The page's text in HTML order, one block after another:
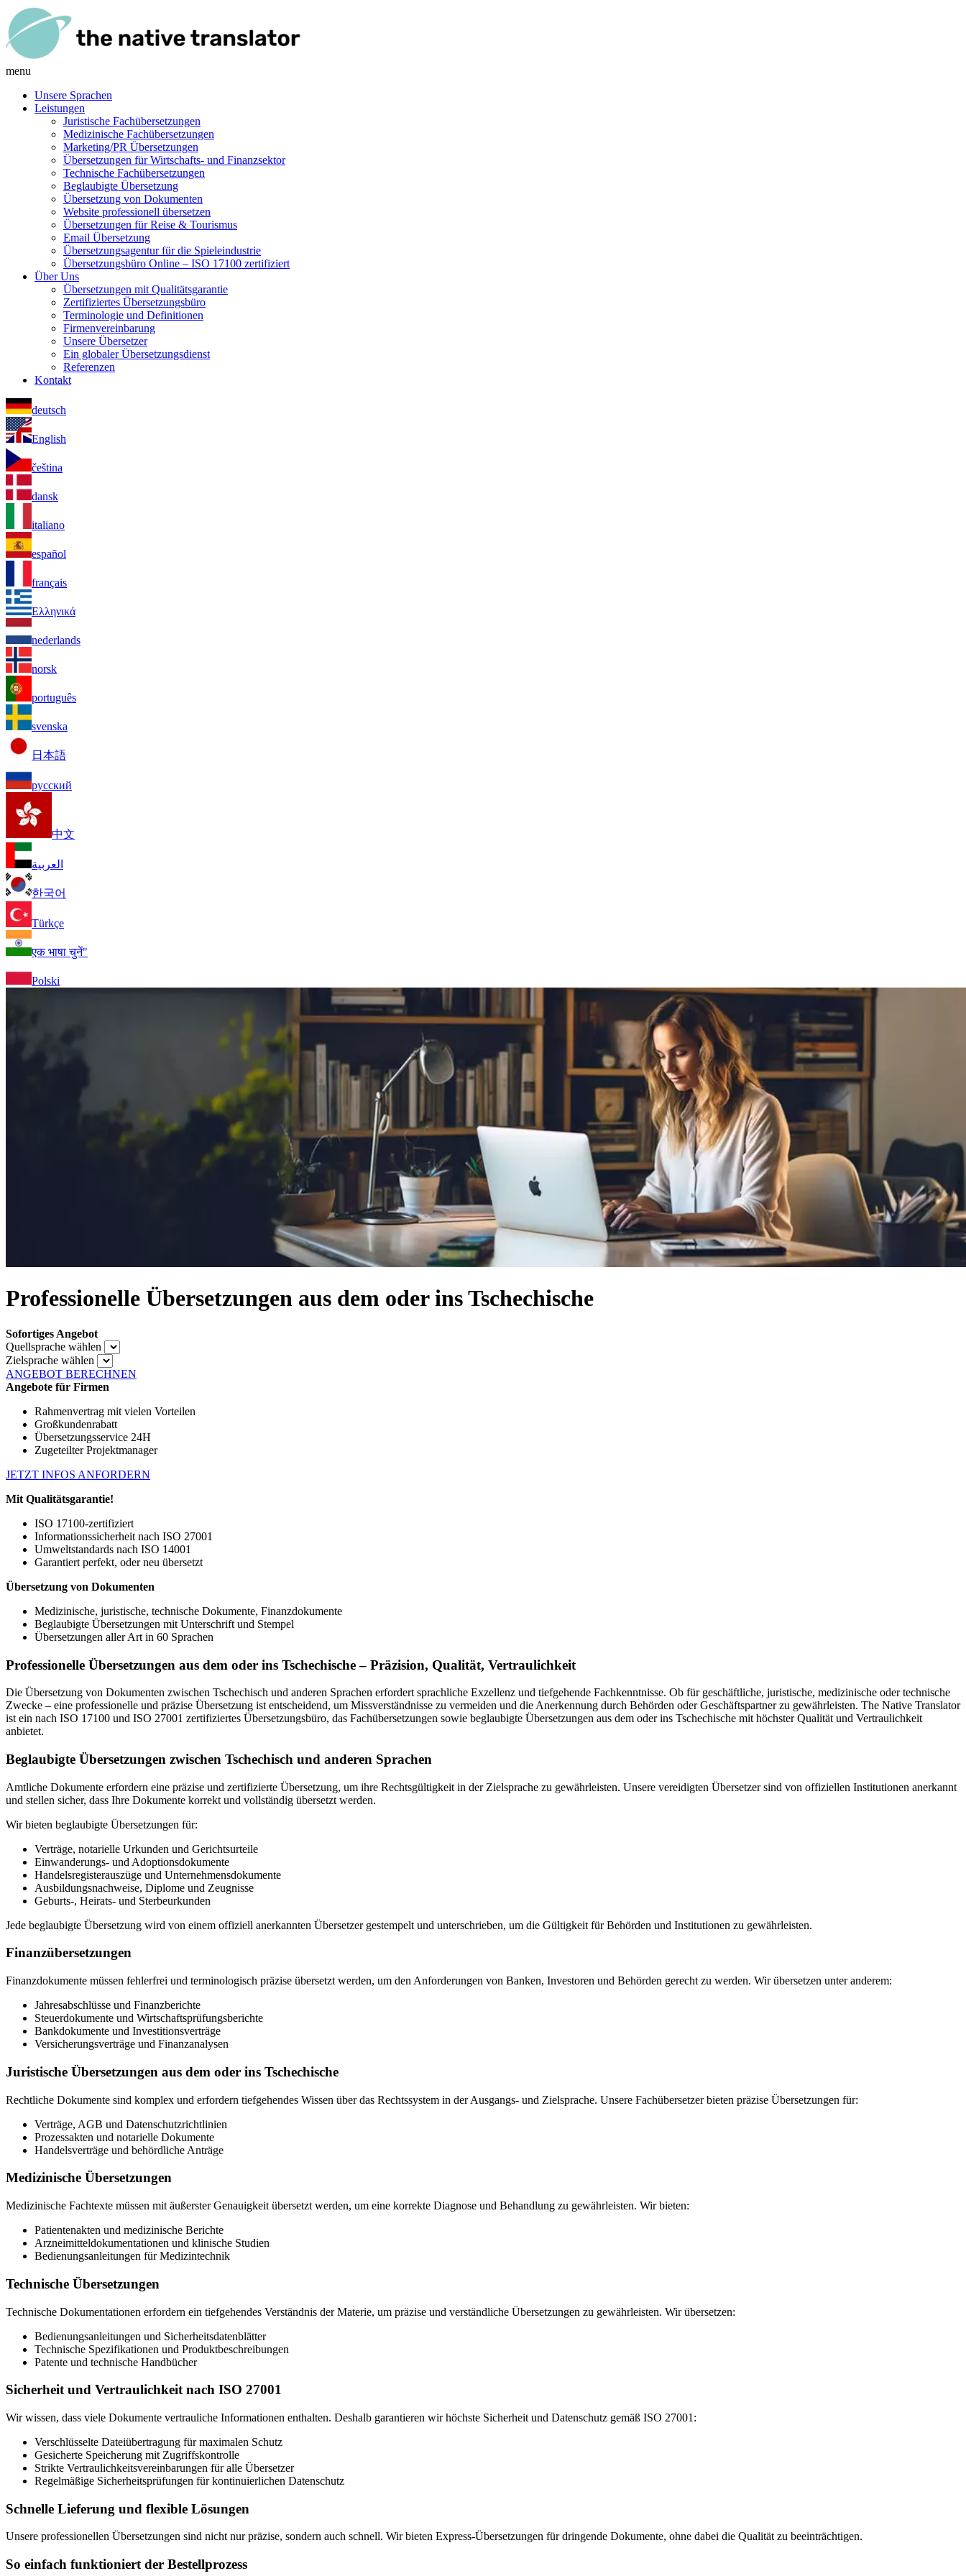
menu
Unsere Sprachen
Leistungen
Juristische Fachübersetzungen
Medizinische Fachübersetzungen
Marketing/PR Übersetzungen
Übersetzungen für Wirtschafts- und Finanzsektor
Technische Fachübersetzungen
Beglaubigte Übersetzung
Übersetzung von Dokumenten
Website professionell übersetzen
Übersetzungen für Reise & Tourismus
Email Übersetzung
Übersetzungsagentur für die Spieleindustrie
Übersetzungsbüro Online – ISO 17100 zertifiziert
Über Uns
Übersetzungen mit Qualitätsgarantie
Zertifiziertes Übersetzungsbüro
Terminologie und Definitionen
Firmenvereinbarung
Unsere Übersetzer
Ein globaler Übersetzungsdienst
Referenzen
Kontakt
deutsch
English
čeština
dansk
italiano
español
français
Ελληνικά
nederlands
norsk
português
svenska
日本語
русский
中文
العربية
한국어
Türkçe
एक भाषा चुनें"
Polski
Professionelle Übersetzungen aus dem oder ins Tschechische
Sofortiges Angebot
Quellsprache wählen
Zielsprache wählen
ANGEBOT BERECHNEN
Angebote für Firmen
Rahmenvertrag mit vielen Vorteilen
Großkundenrabatt
Übersetzungsservice 24H
Zugeteilter Projektmanager
JETZT INFOS ANFORDERN
Mit Qualitätsgarantie!
ISO 17100-zertifiziert
Informationssicherheit nach ISO 27001
Umweltstandards nach ISO 14001
Garantiert perfekt, oder neu übersetzt
Übersetzung von Dokumenten
Medizinische, juristische, technische Dokumente, Finanzdokumente
Beglaubigte Übersetzungen mit Unterschrift und Stempel
Übersetzungen aller Art in 60 Sprachen
Professionelle Übersetzungen aus dem oder ins Tschechische – Präzision, Qualität, Vertraulichkeit
Die Übersetzung von Dokumenten zwischen Tschechisch und anderen Sprachen erfordert sprachliche Exzellenz und tiefgehende Fachkenntnisse. Ob für geschäftliche, juristische, medizinische oder technische
Zwecke – eine professionelle und präzise Übersetzung ist entscheidend, um Missverständnisse zu vermeiden und die Anerkennung durch Behörden oder Geschäftspartner zu gewährleisten. The Native Translator
ist ein nach ISO 17100 und ISO 27001 zertifiziertes Übersetzungsbüro, das Fachübersetzungen sowie beglaubigte Übersetzungen aus dem oder ins Tschechische mit höchster Qualität und Vertraulichkeit
anbietet.
Beglaubigte Übersetzungen zwischen Tschechisch und anderen Sprachen
Amtliche Dokumente erfordern eine präzise und zertifizierte Übersetzung, um ihre Rechtsgültigkeit in der Zielsprache zu gewährleisten. Unsere vereidigten Übersetzer sind von offiziellen Institutionen anerkannt
und stellen sicher, dass Ihre Dokumente korrekt und vollständig übersetzt werden.
Wir bieten beglaubigte Übersetzungen für:
Verträge, notarielle Urkunden und Gerichtsurteile
Einwanderungs- und Adoptionsdokumente
Handelsregisterauszüge und Unternehmensdokumente
Ausbildungsnachweise, Diplome und Zeugnisse
Geburts-, Heirats- und Sterbeurkunden
Jede beglaubigte Übersetzung wird von einem offiziell anerkannten Übersetzer gestempelt und unterschrieben, um die Gültigkeit für Behörden und Institutionen zu gewährleisten.
Finanzübersetzungen
Finanzdokumente müssen fehlerfrei und terminologisch präzise übersetzt werden, um den Anforderungen von Banken, Investoren und Behörden gerecht zu werden. Wir übersetzen unter anderem:
Jahresabschlüsse und Finanzberichte
Steuerdokumente und Wirtschaftsprüfungsberichte
Bankdokumente und Investitionsverträge
Versicherungsverträge und Finanzanalysen
Juristische Übersetzungen aus dem oder ins Tschechische
Rechtliche Dokumente sind komplex und erfordern tiefgehendes Wissen über das Rechtssystem in der Ausgangs- und Zielsprache. Unsere Fachübersetzer bieten präzise Übersetzungen für:
Verträge, AGB und Datenschutzrichtlinien
Prozessakten und notarielle Dokumente
Handelsverträge und behördliche Anträge
Medizinische Übersetzungen
Medizinische Fachtexte müssen mit äußerster Genauigkeit übersetzt werden, um eine korrekte Diagnose und Behandlung zu gewährleisten. Wir bieten:
Patientenakten und medizinische Berichte
Arzneimitteldokumentationen und klinische Studien
Bedienungsanleitungen für Medizintechnik
Technische Übersetzungen
Technische Dokumentationen erfordern ein tiefgehendes Verständnis der Materie, um präzise und verständliche Übersetzungen zu gewährleisten. Wir übersetzen:
Bedienungsanleitungen und Sicherheitsdatenblätter
Technische Spezifikationen und Produktbeschreibungen
Patente und technische Handbücher
Sicherheit und Vertraulichkeit nach ISO 27001
Wir wissen, dass viele Dokumente vertrauliche Informationen enthalten. Deshalb garantieren wir höchste Sicherheit und Datenschutz gemäß ISO 27001:
Verschlüsselte Dateiübertragung für maximalen Schutz
Gesicherte Speicherung mit Zugriffskontrolle
Strikte Vertraulichkeitsvereinbarungen für alle Übersetzer
Regelmäßige Sicherheitsprüfungen für kontinuierlichen Datenschutz
Schnelle Lieferung und flexible Lösungen
Unsere professionellen Übersetzungen sind nicht nur präzise, sondern auch schnell. Wir bieten Express-Übersetzungen für dringende Dokumente, ohne dabei die Qualität zu beeinträchtigen.
So einfach funktioniert der Bestellprozess